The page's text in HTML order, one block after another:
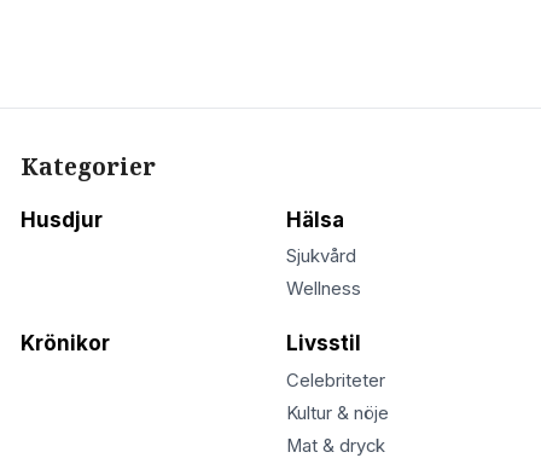
Kategorier
Husdjur Hälsa
Sjukvård
Wellness
Krönikor Livsstil
Celebriteter
Kultur & nöje
Mat & dryck